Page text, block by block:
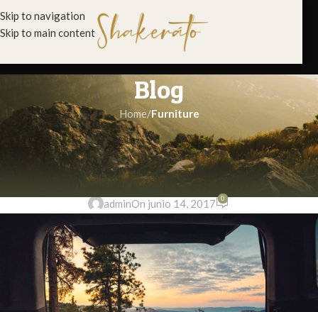
Skip to navigation
Skip to main content
Blog
Home/Furniture
FURNITURE
Sweet seat: functional seat for IT
folks
adminOn junio 14, 2017 0